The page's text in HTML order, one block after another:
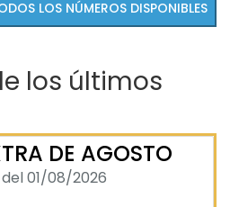
VER TODOS LOS NÚMEROS DISPONIBLES
los últimos
DE AGOSTO
01/08/2026